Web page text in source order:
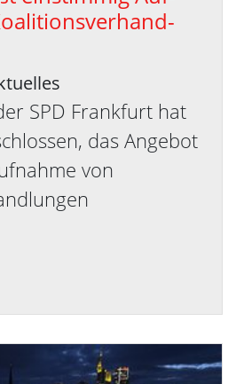
SPD Frankfurt hat
das Angebot
von